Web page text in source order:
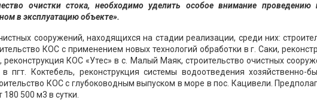
очистки стока, необходимо уделить особое внимание проведению
в эксплуатацию объекте».
сооружений, находящихся на стадии реализации, среди них:
КОС с применением новых технологий обработки в г. Саки,
КОС «Утес» в с. Малый Маяк, строительство очистных
пгт. Коктебель, реконструкция системы водоотведения хозяйственно-
КОС с глубоководным выпуском в море в пос. Кацивели.
500 м3 в сутки.